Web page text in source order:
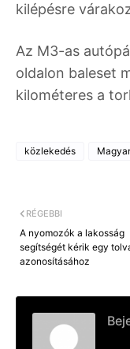
kilépésre
Az M3-as
oldalon baleset
kilométeres a
közlekedés
RÉGEBBI
A nyomozók a lakosság
segítségét kérik egy
azonosításához